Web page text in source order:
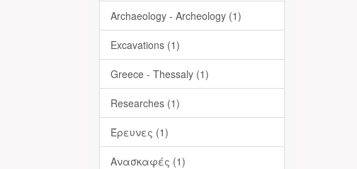
Archaeology - Archeology (1)
Excavations (1)
Greece - Thessaly (1)
Researches (1)
Έρευνες (1)
Ανασκαφές (1)